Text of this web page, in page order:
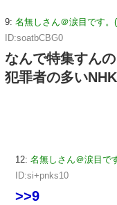
9: 名無しさん＠涙目です。
ID:soatbCBG0
なんで特集すんの
犯罪者の多い
12: 名無しさん＠涙目で
ID:si+pnks10
>>9